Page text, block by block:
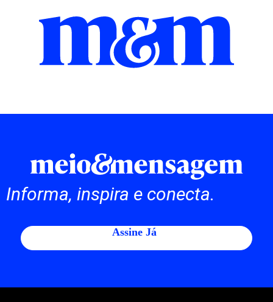
Informa, inspira e conecta.
Assine Já